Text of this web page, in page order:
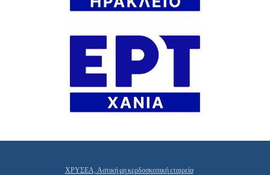
ΧΡΥΣΕΑ, Αστική μη κερδοσκοπική εταιρεία